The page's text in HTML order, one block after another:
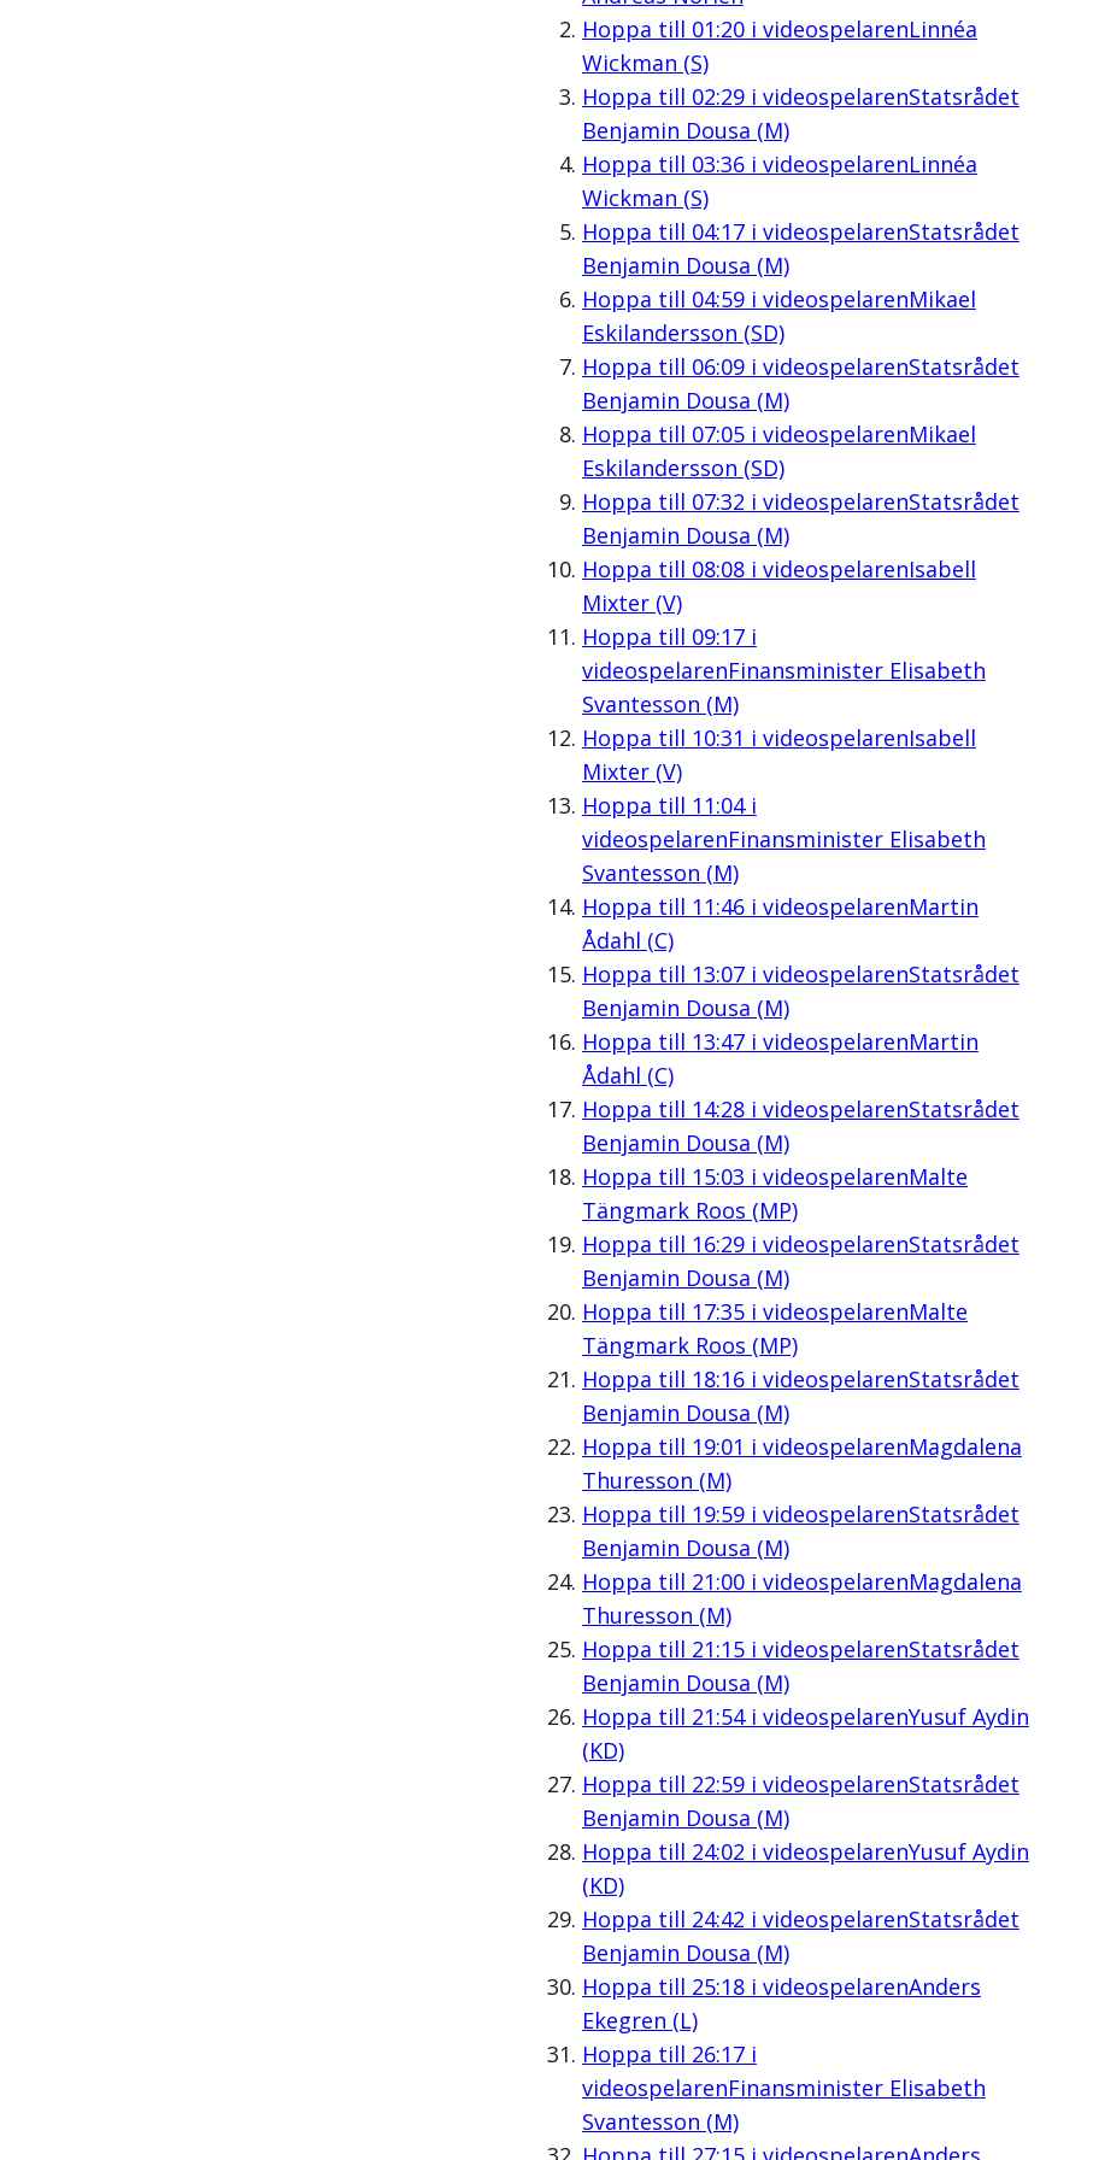
Hoppa till 01:20i videospelarenLinnéa
Wickman (S)
Hoppa till 02:29i videospelarenStatsrådet
Benjamin Dousa (M)
Hoppa till 03:36i videospelarenLinnéa
Wickman (S)
Hoppa till 04:17i videospelarenStatsrådet
Benjamin Dousa (M)
Hoppa till 04:59i videospelarenMikael
Eskilandersson (SD)
Hoppa till 06:09i videospelarenStatsrådet
Benjamin Dousa (M)
Hoppa till 07:05i videospelarenMikael
Eskilandersson (SD)
Hoppa till 07:32 i videospelarenStatsrådet
Benjamin Dousa (M)
Hoppa till 08:08i videospelarenIsabell
Mixter (V)
Hoppa till 09:17i
videospelarenFinansminister Elisabeth
Svantesson (M)
Hoppa till 10:31 i videospelarenIsabell
Mixter (V)
Hoppa till 11:04i
videospelarenFinansminister Elisabeth
Svantesson (M)
Hoppa till 11:46i videospelarenMartin
Ådahl (C)
Hoppa till 13:07i videospelarenStatsrådet
Benjamin Dousa (M)
Hoppa till 13:47i videospelarenMartin
Ådahl (C)
Hoppa till 14:28i videospelarenStatsrådet
Benjamin Dousa (M)
Hoppa till 15:03 i videospelarenMalte
Tängmark Roos (MP)
Hoppa till 16:29i videospelarenStatsrådet
Benjamin Dousa (M)
Hoppa till 17:35i videospelarenMalte
Tängmark Roos (MP)
Hoppa till 18:16i videospelarenStatsrådet
Benjamin Dousa (M)
Hoppa till 19:01 i videospelarenMagdalena
Thuresson (M)
Hoppa till 19:59i videospelarenStatsrådet
Benjamin Dousa (M)
Hoppa till 21:00i videospelarenMagdalena
Thuresson (M)
Hoppa till 21:15i videospelarenStatsrådet
Benjamin Dousa (M)
Hoppa till 21:54i videospelarenYusuf Aydin
(KD)
Hoppa till 22:59i videospelarenStatsrådet
Benjamin Dousa (M)
Hoppa till 24:02 i videospelarenYusuf Aydin
(KD)
Hoppa till 24:42 i videospelarenStatsrådet
Benjamin Dousa (M)
Hoppa till 25:18i videospelarenAnders
Ekegren (L)
Hoppa till 26:17i
videospelarenFinansminister Elisabeth
Svantesson (M)